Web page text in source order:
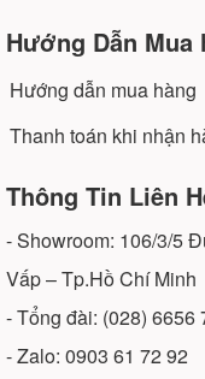
Hướng Dẫn Mua
Hướng dẫn mua hàng
Thanh toán khi nhận
Thông Tin Liên
- Showroom: 106/3/5
Vấp – Tp.Hồ Chí Minh
- Tổng đài: (028) 6656
- Zalo: 0903 61 72 92